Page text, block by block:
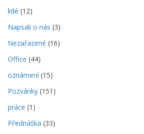
lidé (12)
Napsali o nás (3)
Nezařazené (16)
Office (44)
oznámení(15)
Pozvánky (151)
práce (1)
Přednáška (33)